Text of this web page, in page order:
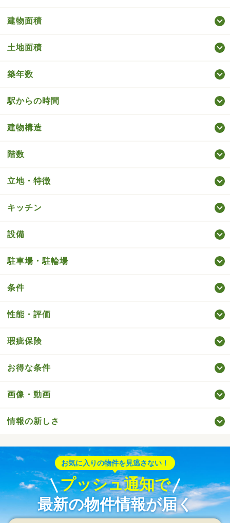
建物面積
土地面積
築年数
駅からの時間
建物構造
階数
立地・特徴
キッチン
設備
駐車場・駐輪場
条件
性能・評価
瑕疵保険
お得な条件
画像・動画
情報の新しさ
お気に入りの物件を見逃さない！
プッシュ通知で
最新の物件情報が届く